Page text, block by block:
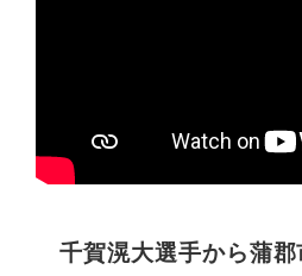
千賀滉大選手から蒲